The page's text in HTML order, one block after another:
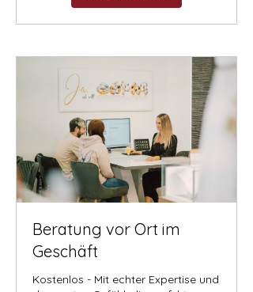
Beratung vor Ort im
Geschäft
Kostenlos - Mit echter Expertise und